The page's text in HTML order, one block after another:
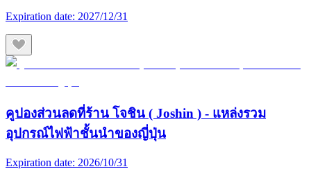
Expiration date: 2027/12/31
คูปองส่วนลดที่ร้าน โจชิน ( Joshin ) - แหล่งรวม
อุปกรณ์ไฟฟ้าชั้นนำของญี่ปุ่น
Expiration date: 2026/10/31